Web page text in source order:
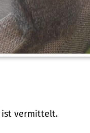
ist vermittelt.